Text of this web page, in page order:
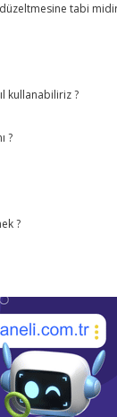
tabi
kullanabiliriz ?
?
?